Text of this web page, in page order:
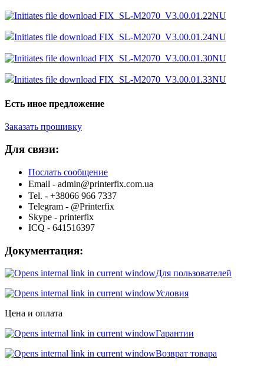
FIX_SL-M2070_V3.00.01.22NU
FIX_SL-M2070_V3.00.01.24NU
FIX_SL-M2070_V3.00.01.30NU
FIX_SL-M2070_V3.00.01.33NU
Есть иное предложение
Заказать прошивку
Для связи:
Послать сообщение
Email - admin@printerfix.com.ua
Tel. - +38066 966 7337
Telegram - @Printerfix
Skype - printerfix
ICQ - 641516397
Документация:
Для пользователей
Условия
Цена и оплата
Гарантии
Возврат товара